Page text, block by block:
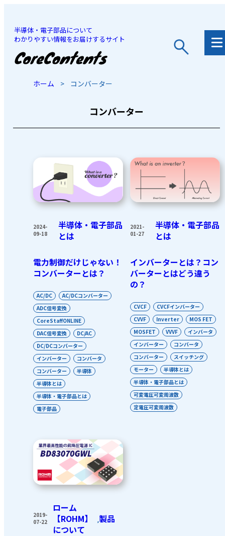
半導体・電子部品について
わかりやすい情報をお届けするサイト
JP
ホーム > コンバーター
コンバーター
2024-
09-18
半導体・電子部品
とは
電力制御だけじゃない！
コンバーターとは？
AC/DC
AC/DCコンバーター
ADC信号変換
CoreStaffONLINE
DAC信号変換
DC/AC
DC/DCコンバーター
インバーター
コンバータ
コンバーター
半導体
半導体とは
半導体・電子部品とは
電子部品
2021-
01-27
半導体・電子部品
とは
インバーターとは？コン
バーターとはどう違う
の？
CVCF
CVCFインバーター
CVVF
Inverter
MOS FET
MOSFET
VVVF
インバータ
インバーター
コンバータ
コンバーター
スイッチング
モーター
半導体とは
半導体・電子部品とは
可変電圧可変周波数
定電圧可変周波数
2019-
07-22
ローム
【ROHM】
,製品
について